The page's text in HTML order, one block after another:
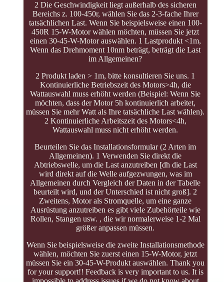
2 Die Geschwindigkeit liegt außerhalb des sicheren
Bereichs z. 100-450r, wählen Sie das 2-3-fache Ihrer
tatsächlichen Last. Wenn Sie beispielsweise einen 100-
450R 15-W-Motor wählen möchten, müssen Sie jetzt
einen 30-45-W-Motor auswählen. 1 Lastprodukt <1m,
Wenn das Drehmoment 10nm beträgt, beträgt die Last
im Allgemeinen?
2 Produkt laden > 1m, bitte konsultieren Sie uns. 1
Kontinuierliche Betriebszeit des Motors>4h, die
Wattauswahl muss erhöht werden (Beispiel: Wenn Sie
möchten, dass der Motor 5h kontinuierlich arbeitet,
müssen Sie mehr Watt als Ihre tatsächliche Last wählen).
2 Kontinuierliche Arbeitszeit des Motors<4h,
Wattauswahl muss nicht erhöht werden.
Beurteilen Sie das Installationsformular (2 Arten im
Allgemeinen). 1 Verwenden Sie direkt die
Abtriebswelle, um die Last anzutreiben [dh die Last
wird direkt auf die Welle aufgezwungen, was im
Allgemeinen durch Vergleich der Daten in der Tabelle
beurteilt wird, und der Unterschied ist nicht groß]. 2
Zweitens, Motor als Stromquelle, um eine ganze
Ausrüstung anzutreiben es gibt viele Zubehörteile wie
Rollen, Stangen usw. , die wir normalerweise 1-2 Mal
größer anpassen müssen.
Wenn Sie beispielsweise die zweite Installationsmethode
wählen, möchten Sie zuerst einen 15-W-Motor, jetzt
müssen Sie ein 30-45-W-Produkt auswählen. Thank you
for your support!! Feedback is very important to us. It is